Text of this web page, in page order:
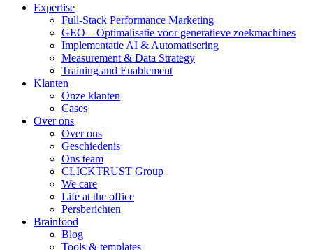
Expertise
Full-Stack Performance Marketing
GEO – Optimalisatie voor generatieve zoekmachines
Implementatie AI & Automatisering
Measurement & Data Strategy
Training and Enablement
Klanten
Onze klanten
Cases
Over ons
Over ons
Geschiedenis
Ons team
CLICKTRUST Group
We care
Life at the office
Persberichten
Brainfood
Blog
Tools & templates